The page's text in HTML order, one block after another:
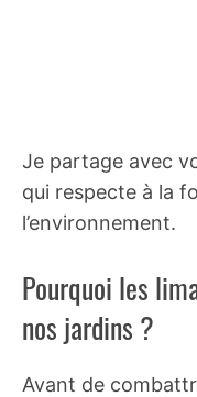
Je partage avec
qui respecte à la
l’environnement.
Pourquoi les
nos jardins ?
Avant de